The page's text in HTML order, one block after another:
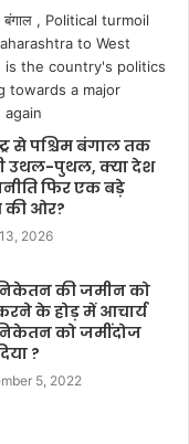
से पश्चिम बंगाल तक
उथल-पुथल, क्या देश
फिर एक बड़े
की ओर?
2026
निकेतन की जमीन को
के होड़ में आचार्य
को जमींदोज
?
5, 2022